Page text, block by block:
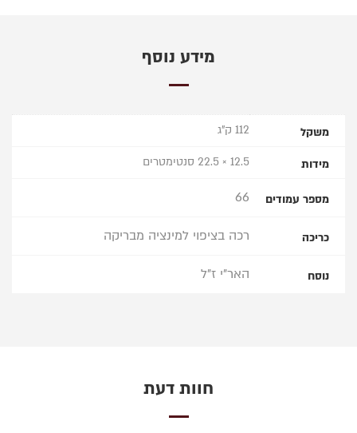
מידע נוסף
משקל 112 ק"ג
מידות 12.5 × 22.5 סנטימטרים
מספר עמודים 66
כריכה רכה בציפוי למינציה מבריקה
נוסח האר"י ז"ל
חוות דעת